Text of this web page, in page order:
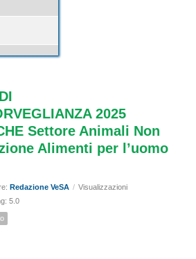
2025
Settore Animali Non
Alimenti per l’uomo
Redazione VeSA / Visualizzazioni
5.0